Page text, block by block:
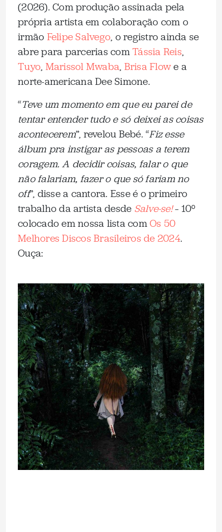
(2026). Com produção assinada pela
própria artista em colaboração com o
irmão Felipe Salvego, o registro ainda se
abre para parcerias comTássia Reis,
Tuyo, Marissol Mwaba, Brisa Flowe a
norte-americana Dee Simone.
“Teve um momento em que eu parei de
tentar entender tudo e só deixei as coisas
acontecerem”, revelou Bebé. “Fiz esse
álbum pra instigar as pessoas a terem
coragem. A decidir coisas, falar o que
não falariam, fazer o que só fariam no
off”, disse a cantora. Esse é o primeiro
trabalho da artista desde Salve-se!– 10º
colocado em nossa lista comOs 50
Melhores Discos Brasileiros de 2024.
Ouça: